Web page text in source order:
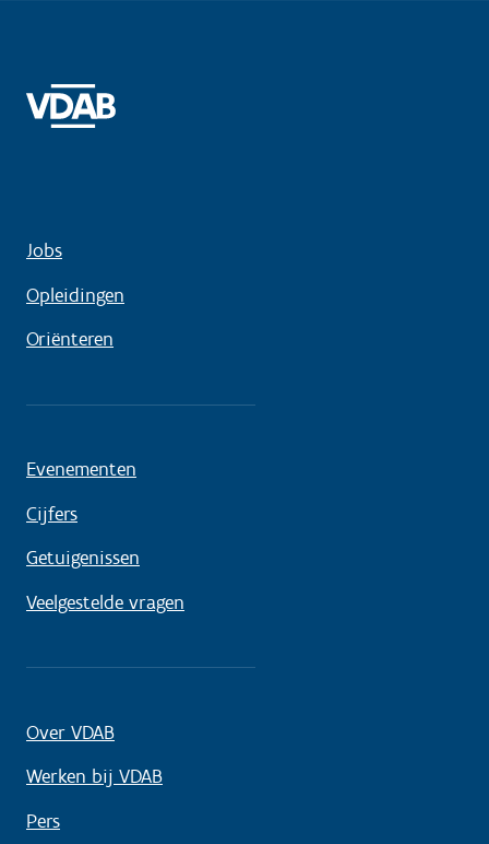
Jobs
Opleidingen
Oriënteren
Evenementen
Cijfers
Getuigenissen
Veelgestelde vragen
Over VDAB
Werken bij VDAB
Pers